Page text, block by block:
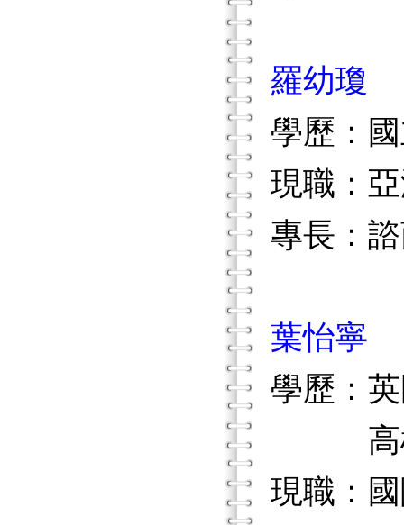
羅幼瓊
學歷：
現職：
專長：
葉怡寧
學歷：
高雄
現職：